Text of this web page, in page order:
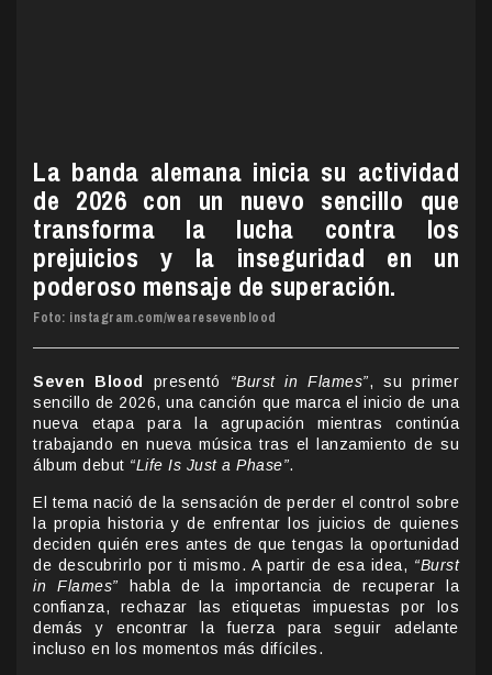
La banda alemana inicia su actividad
de 2026 con un nuevo sencillo que
transforma la lucha contra los
prejuicios y la inseguridad en un
poderoso mensaje de superación.
Foto: instagram.com/wearesevenblood
Seven Blood presentó “Burst in Flames”, su primer
sencillo de 2026, una canción que marca el inicio de una
nueva etapa para la agrupación mientras continúa
trabajando en nueva música tras el lanzamiento de su
álbum debut “Life Is Just a Phase”.
El tema nació de la sensación de perder el control sobre
la propia historia y de enfrentar los juicios de quienes
deciden quién eres antes de que tengas la oportunidad
de descubrirlo por ti mismo. A partir de esa idea, “Burst
in Flames” habla de la importancia de recuperar la
confianza, rechazar las etiquetas impuestas por los
demás y encontrar la fuerza para seguir adelante
incluso en los momentos más difíciles.